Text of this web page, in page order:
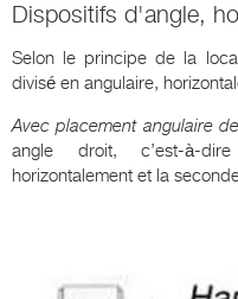
Dispositifs d'angle,
Selon le principe de la
divisé en angulaire,
Avec placement angulaire
angle droit, c’est-à-
horizontalement et la